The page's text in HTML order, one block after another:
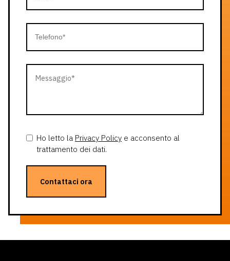
Ho letto la Privacy Policy e acconsento al
trattamento dei dati.
Contattaci ora